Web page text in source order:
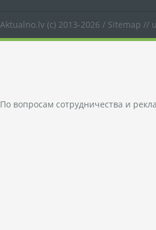
Aktualno.lv (c) 2013-2026 / Sitemap //
По вопросам сотрудничества и